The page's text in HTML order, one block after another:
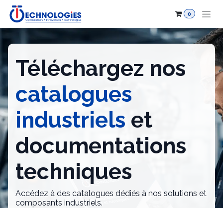
Se rendre au contenu
0
Téléchargez nos
catalogues
industriels et
documentations
techniques
Accédez à des catalogues dédiés à nos solutions et
composants industriels.